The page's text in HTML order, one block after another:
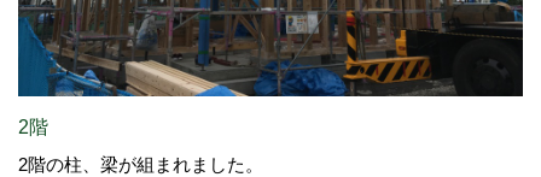
2階
2階の柱、梁が組まれました。